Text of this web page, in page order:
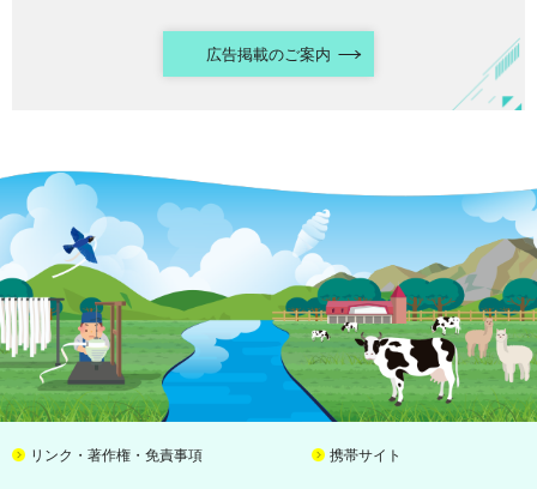
広告掲載のご案内
リンク・著作権・免責事項 携帯サイト